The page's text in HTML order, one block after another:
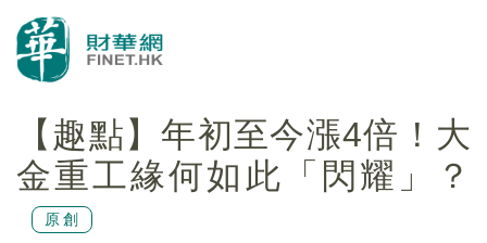
【趣點】年初至今漲4倍！大
金重工緣何如此「閃耀」？
原創